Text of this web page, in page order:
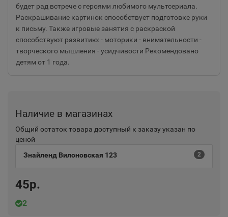
будет рад встрече с героями любимого мультсериала.
Раскрашивание картинок способствует подготовке руки
к письму. Также игровые занятия с раскраской
способствуют развитию: - моторики - внимательности -
творческого мышления - усидчивости Рекомендовано
детям от 1 года.
Наличие в магазинах
Общий остаток товара доступный к заказу указан по
ценой
Знайленд Вилоновская 123
2
45р.
2